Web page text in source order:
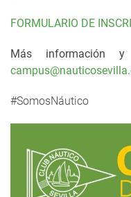
FORMULARIO DE
Más información
#SomosNáutico